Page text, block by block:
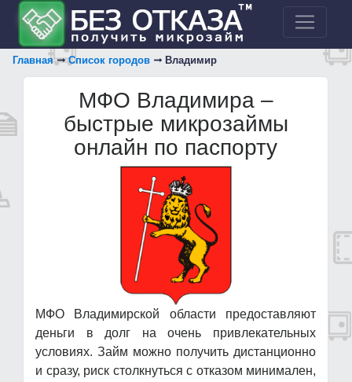
Главная Список городов Владимир
МФО Владимира –
быстрые микрозаймы
онлайн по паспорту
МФО Владимирской области предоставляют
деньги в долг на очень привлекательных
условиях. Займ можно получить дистанционно
и сразу, риск столкнуться с отказом минимален,